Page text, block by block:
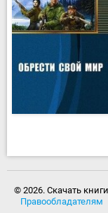
© 2026. Скачать
Правообладателям